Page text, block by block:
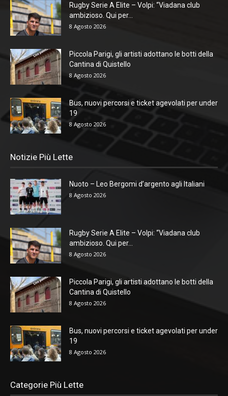
Rugby Serie A Elite – Volpi: “Viadana club
ambizioso. Qui per...
8 Agosto 2026
Piccola Parigi, gli artisti adottano le botti della
Cantina di Quistello
8 Agosto 2026
Bus, nuovi percorsi e ticket agevolati per under
19
8 Agosto 2026
Notizie Più Lette
Nuoto – Leo Bergomi d’argento agli Italiani
8 Agosto 2026
Rugby Serie A Elite – Volpi: “Viadana club
ambizioso. Qui per...
8 Agosto 2026
Piccola Parigi, gli artisti adottano le botti della
Cantina di Quistello
8 Agosto 2026
Bus, nuovi percorsi e ticket agevolati per under
19
8 Agosto 2026
Categorie Più Lette